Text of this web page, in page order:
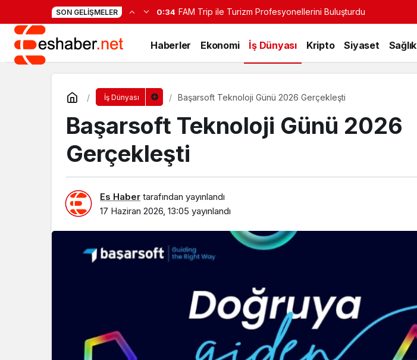
SON GELIŞMELER 0:34 FAM Trip ile Turizm Profesyonellerini Buluşturdu
Haberler Ekonomi İş Dünyası Kripto Siyaset Sağlık
İş Dünyası Başarsoft Teknoloji Günü 2026 Gerçekleşti
Başarsoft Teknoloji Günü 2026
Gerçekleşti
Es Haber tarafından yayınlandı
17 Haziran 2026, 13:05 yayınlandı